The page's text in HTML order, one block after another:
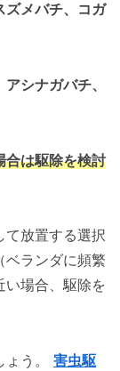
ズメバチ、コガ
アシナガバチ、
合は駆除を検討
て放置する選択
ベランダに頻繁
い場合、駆除を
う。 害虫駆